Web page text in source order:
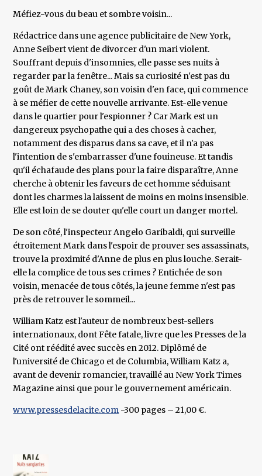
Méfiez-vous du beau et sombre voisin...
Rédactrice dans une agence publicitaire de New York,
Anne Seibert vient de divorcer d'un mari violent.
Souffrant depuis d'insomnies, elle passe ses nuits à
regarder par la fenêtre... Mais sa curiosité n'est pas du
goût de Mark Chaney, son voisin d'en face, qui commence
à se méfier de cette nouvelle arrivante. Est-elle venue
dans le quartier pour l'espionner ? Car Mark est un
dangereux psychopathe qui a des choses à cacher,
notamment des disparus dans sa cave, et il n'a pas
l'intention de s'embarrasser d'une fouineuse. Et tandis
qu'il échafaude des plans pour la faire disparaître, Anne
cherche à obtenir les faveurs de cet homme séduisant
dont les charmes la laissent de moins en moins insensible.
Elle est loin de se douter qu'elle court un danger mortel.
De son côté, l'inspecteur Angelo Garibaldi, qui surveille
étroitement Mark dans l'espoir de prouver ses assassinats,
trouve la proximité d'Anne de plus en plus louche. Serait-
elle la complice de tous ses crimes ? Entichée de son
voisin, menacée de tous côtés, la jeune femme n'est pas
près de retrouver le sommeil...
William Katz est l'auteur de nombreux best-sellers
internationaux, dont Fête fatale, livre que les Presses de la
Cité ont réédité avec succès en 2012. Diplômé de
l'université de Chicago et de Columbia, William Katz a,
avant de devenir romancier, travaillé au New York Times
Magazine ainsi que pour le gouvernement américain.
www.pressesdelacite.com -300 pages – 21,00 €.